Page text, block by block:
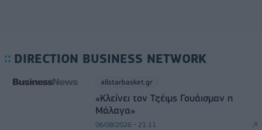
DIRECTION BUSINESS NETWORK
allstarbasket.gr
«Κλείνει τον Τζέιμς Γουάισμαν η
Μάλαγα»
06/08/2026 - 21:11